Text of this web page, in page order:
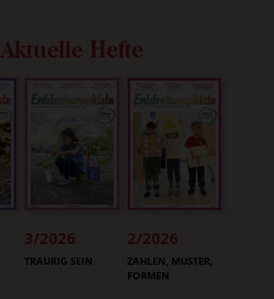
Aktuelle Hefte
3/2026
:
TRAURIG SEIN
2/2026
:
ZAHLEN, MUSTER,
FORMEN